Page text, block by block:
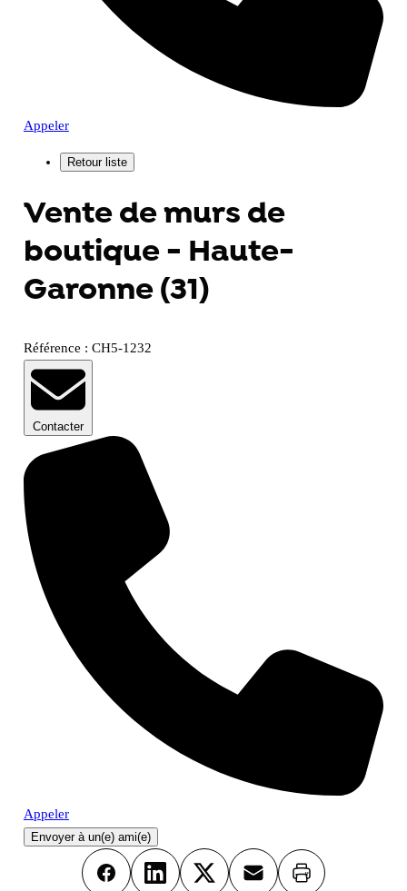
Appeler
Vente de murs de
boutique - Haute-
Garonne (31)
Référence : CH5-1232
Contacter
Appeler
Envoyer à un(e) ami(e)
FacebookLinkedInX Email Imprimer